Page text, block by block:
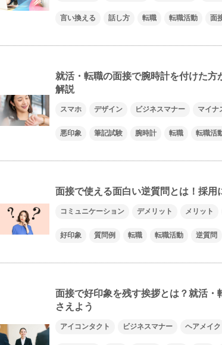
言い換える 話し方 転職 転職活動 面
就活・転職の面接で腕時計を付けた方
解説
スマホ デザイン ビジネスマナー マイナ
悪印象 筆記試験 腕時計 転職 転職活
面接で使える面白い逆質問とは！採用
コミュニケーション デメリット メリット
好印象 質問例 転職 転職活動 逆質問
面接で好印象を残す挨拶とは？就活・
さえよう
アイコンタクト ビジネスマナー ヘアメイク